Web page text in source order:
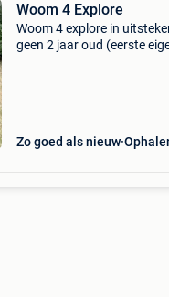
Woom 4 Explore
Woom 4 explore in
geen 2 jaar oud (eerste
Zo goed als nieuw